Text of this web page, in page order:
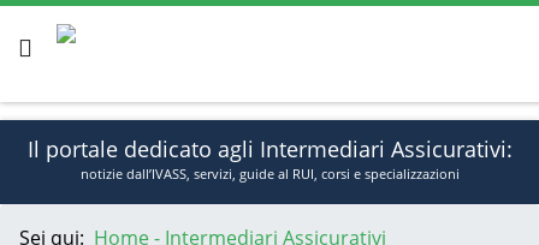
Il portale dedicato agli Intermediari Assicurativi:
notizie dall’IVASS, servizi, guide al RUI, corsi e specializzazioni
Sei qui: Home - Intermediari Assicurativi